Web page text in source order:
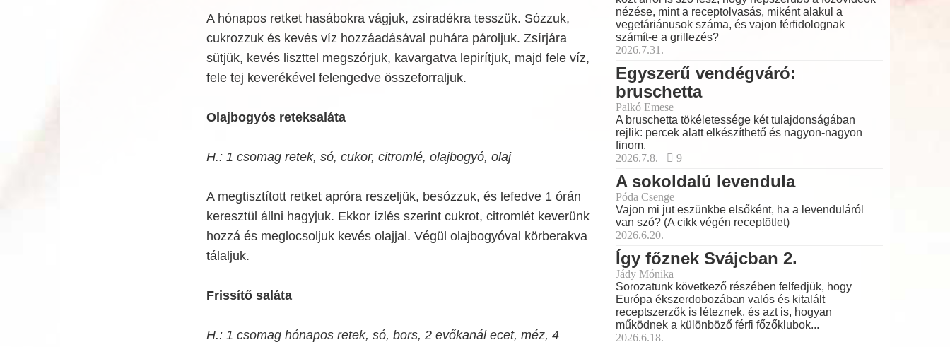
A hónapos retket hasábokra vágjuk, zsiradékra tesszük. Sózzuk,
cukrozzuk és kevés víz hozzáadásával puhára pároljuk. Zsírjára
sütjük, kevés liszttel megszórjuk, kavargatva lepirítjuk, majd fele víz,
fele tej keverékével felengedve összeforraljuk.
Olajbogyós reteksaláta
H.: 1 csomag retek, só, cukor, citromlé, olajbogyó, olaj
A megtisztított retket apróra reszeljük, besózzuk, és lefedve 1 órán
keresztül állni hagyjuk. Ekkor ízlés szerint cukrot, citromlét keverünk
hozzá és meglocsoljuk kevés olajjal. Végül olajbogyóval körberakva
tálaljuk.
Frissítő saláta
H.: 1 csomag hónapos retek, só, bors, 2 evőkanál ecet, méz, 4
nézése, mint a receptolvasás, miként alakul a
vegetáriánusok száma, és vajon férfidolognak
számít-e a grillezés?
2026.7.31.
Egyszerű vendégváró:
bruschetta
Palkó Emese
A bruschetta tökéletessége két tulajdonságában
rejlik: percek alatt elkészíthető és nagyon-nagyon
finom.
2026.7.8.
9
A sokoldalú levendula
Póda Csenge
Vajon mi jut eszünkbe elsőként, ha a levenduláról
van szó? (A cikk végén receptötlet)
2026.6.20.
Így főznek Svájcban 2.
Jády Mónika
Sorozatunk következő részében felfedjük, hogy
Európa ékszerdobozában valós és kitalált
receptszerzők is léteznek, és azt is, hogyan
működnek a különböző férfi főzőklubok...
2026.6.18.